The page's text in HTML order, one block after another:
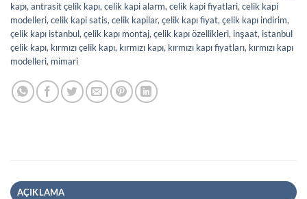
kapı, antrasit çelik kapı, celik kapi alarm, celik kapi fiyatlari, celik kapi
modelleri, celik kapi satis, celik kapilar, çelik kapı fiyat, çelik kapı indirim,
çelik kapı istanbul, çelik kapı montaj, çelik kapı özellikleri, inşaat, istanbul
çelik kapı, kırmızı çelik kapı, kırmızı kapı, kırmızı kapı fiyatları, kırmızı kapı
modelleri, mimari
AÇIKLAMA